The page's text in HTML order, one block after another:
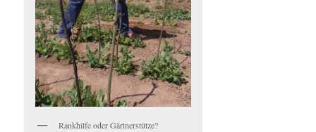
Rankhilfe oder Gärtnerstütze?